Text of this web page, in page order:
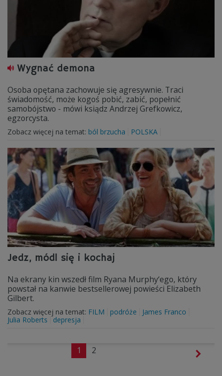
Wygnać demona
Osoba opętana zachowuje się agresywnie. Traci
świadomość, może kogoś pobić, zabić, popełnić
samobójstwo - mówi ksiądz Andrzej Grefkowicz,
egzorcysta.
Zobacz więcej na temat: ból brzucha POLSKA
Jedz, módl się i kochaj
Na ekrany kin wszedł film Ryana Murphy‘ego, który
powstał na kanwie bestsellerowej powieści Elizabeth
Gilbert.
Zobacz więcej na temat: FILM podróże
James Franco
Julia Roberts
depresja
1 2